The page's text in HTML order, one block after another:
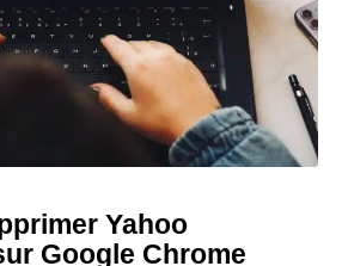
Yahoo
Google Chrome